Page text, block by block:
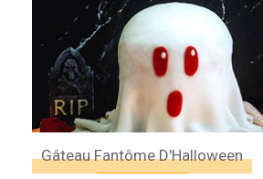
Gâteau Fantôme D'Halloween